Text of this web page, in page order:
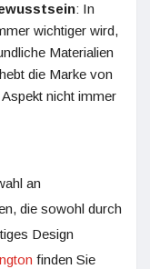
: In
wichtiger wird,
Materialien
die Marke von
nicht immer
an
die sowohl durch
Design
finden Sie